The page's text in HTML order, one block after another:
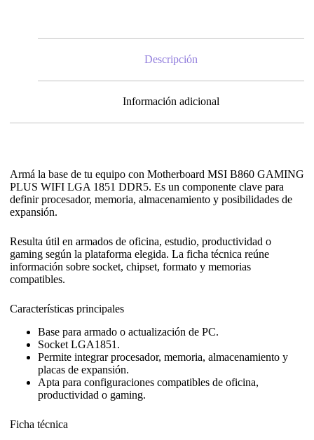
Descripción
Información adicional
Armá la base de tu equipo con Motherboard MSI B860 GAMING
PLUS WIFI LGA 1851 DDR5. Es un componente clave para
definir procesador, memoria, almacenamiento y posibilidades de
expansión.
Resulta útil en armados de oficina, estudio, productividad o
gaming según la plataforma elegida. La ficha técnica reúne
información sobre socket, chipset, formato y memorias
compatibles.
Características principales
Base para armado o actualización de PC.
Socket LGA1851.
Permite integrar procesador, memoria, almacenamiento y
placas de expansión.
Apta para configuraciones compatibles de oficina,
productividad o gaming.
Ficha técnica